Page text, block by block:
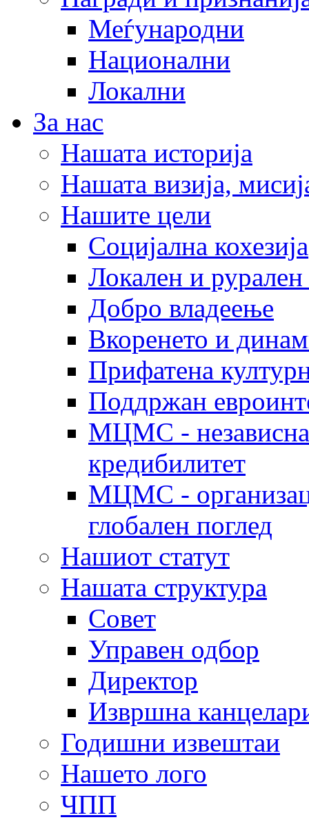
Меѓународни
Национални
Локални
За нас
Нашата историја
Нашата визија,
Нашите цели
Социјална кохезија
Локален и рурален
Добро владеење
Вкоренето и
Прифатена
Поддржан
МЦМС - независна
кредибилитет
МЦМС -
глобален поглед
Нашиот статут
Нашата структура
Совет
Управен одбор
Директор
Извршна
Годишни извештаи
Нашето лого
ЧПП